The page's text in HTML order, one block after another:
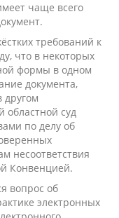
чаще всего
требований к
что в некоторых
формы в одном
документа,
другом
областной суд
по делу об
несоответствия
Конвенцией.
вопрос об
электронных